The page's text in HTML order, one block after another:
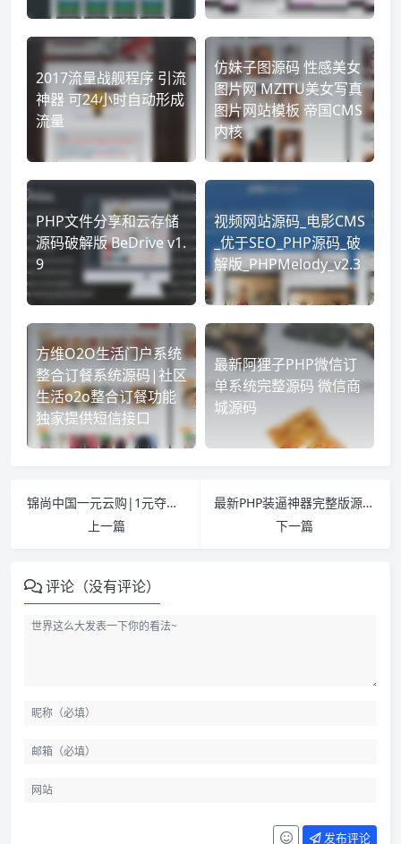
2017流量战舰程序 引流
神器 可24小时自动形成
流量
仿妹子图源码 性感美女
图片网 MZITU美女写真
图片网站模板 帝国CMS
内核
PHP文件分享和云存储
源码破解版 BeDrive v1.
9
视频网站源码_电影CMS
_优于SEO_PHP源码_破
解版_PHPMelody_v2.3
方维O2O生活门户系统
整合订餐系统源码|社区
生活o2o整合订餐功能
独家提供短信接口
最新阿狸子PHP微信订
单系统完整源码 微信商
城源码
锦尚中国一元云购|1元夺宝完美第五版红色风格+修复指定中奖人+新版自动购买营造氛围
上一篇
最新PHP装逼神器完整版源码分享 52个装逼效果WAP在线生成 无须数据库上传即可使用
下一篇
评论（没有评论）
发布评论